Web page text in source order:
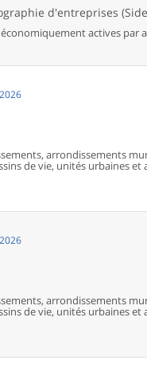
d'entreprises
actives par
arrondissements
de vie, unités urbaines et
arrondissements
de vie, unités urbaines et